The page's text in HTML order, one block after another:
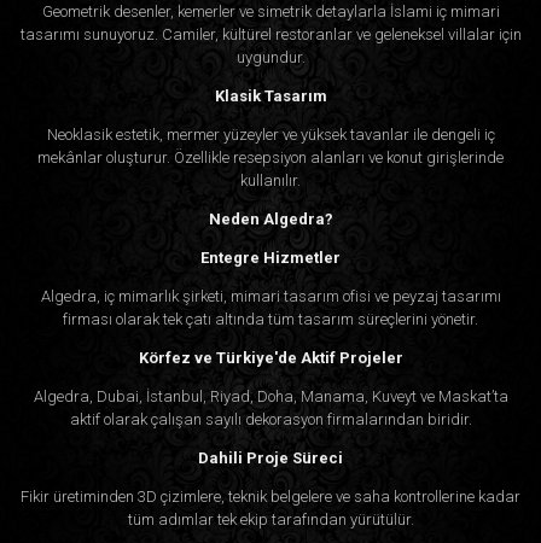
Geometrik desenler, kemerler ve simetrik detaylarla İslami iç mimari
tasarımı sunuyoruz. Camiler, kültürel restoranlar ve geleneksel villalar için
uygundur.
Klasik Tasarım
Neoklasik estetik, mermer yüzeyler ve yüksek tavanlar ile dengeli iç
mekânlar oluşturur. Özellikle resepsiyon alanları ve konut girişlerinde
kullanılır.
Neden Algedra?
Entegre Hizmetler
Algedra, iç mimarlık şirketi, mimari tasarım ofisi ve peyzaj tasarımı
firması olarak tek çatı altında tüm tasarım süreçlerini yönetir.
Körfez ve Türkiye'de Aktif Projeler
Algedra, Dubai, İstanbul, Riyad, Doha, Manama, Kuveyt ve Maskat’ta
aktif olarak çalışan sayılı dekorasyon firmalarından biridir.
Dahili Proje Süreci
Fikir üretiminden 3D çizimlere, teknik belgelere ve saha kontrollerine kadar
tüm adımlar tek ekip tarafından yürütülür.